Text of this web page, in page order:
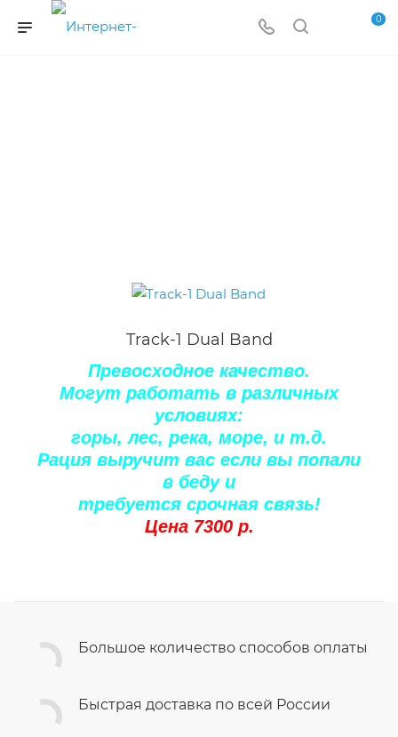
0
Track-1 Dual Band
Превосходное качество.
Могут работать в различных
условиях:
горы, лес, река, море, и т.д.
Рация выручит вас если вы попали
в беду и
требуется срочная связь!
Цена 7300 р.
Большое количество способов оплаты
Быстрая доставка по всей России